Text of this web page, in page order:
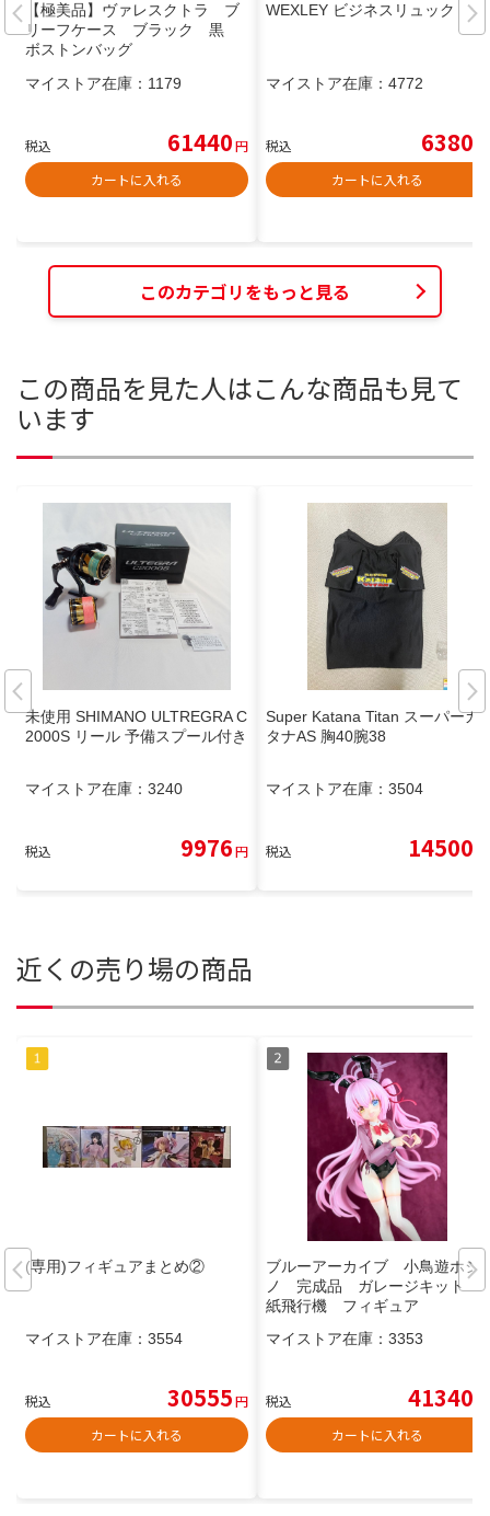
【極美品】ヴァレスクトラ ブ
リーフケース ブラック 黒
ボストンバッグ
マイストア在庫： 1179
税込 61440円
カートに入れる
WEXLEY ビジネスリュック
マイストア在庫： 4772
税込 6380
カートに入れる
このカテゴリをもっと見る
この商品を見た人はこんな商品も見て
います
未使用 SHIMANO ULTREGRA C
2000S リール 予備スプール付き
マイストア在庫： 3240
税込 9976円
Super Katana Titan スーパーカ
タナAS 胸40腕38
マイストア在庫： 3504
税込 14500
近くの売り場の商品
(専用)フィギュアまとめ②
マイストア在庫： 3554
税込 30555円
カートに入れる
ブルーアーカイブ 小鳥遊ホシ
ノ 完成品 ガレージキット
紙飛行機 フィギュア
マイストア在庫： 3353
税込 41340
カートに入れる